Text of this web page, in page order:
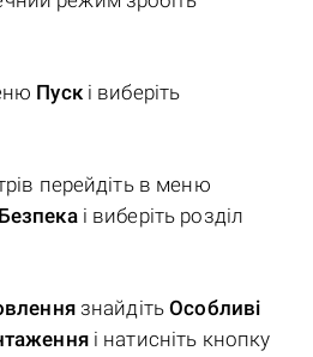
Пускі виберіть
перейдіть в меню
і виберіть розділ
знайдітьОсобливі
і натисніть кнопку